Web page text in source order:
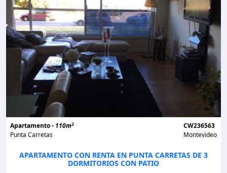
Apartamento - 110m2
Punta Carretas
CW236563
Montevideo
APARTAMENTO CON RENTA EN PUNTA CARRETAS DE 3
DORMITORIOS CON PATIO